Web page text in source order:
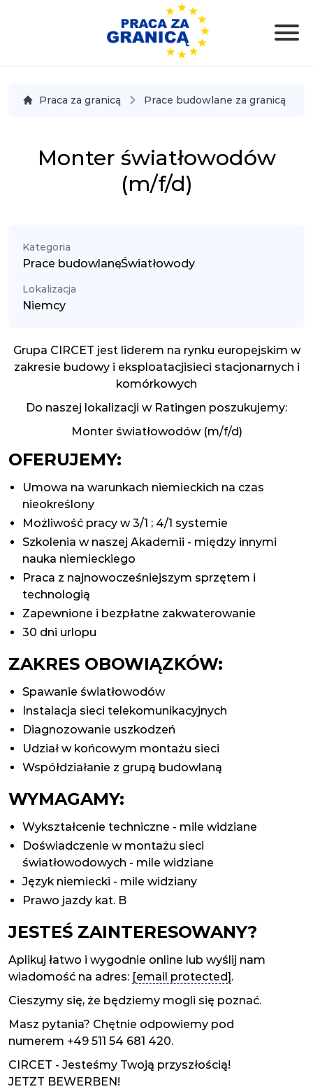
Praca za granicą Prace budowlane za granicą
Monter światłowodów
(m/f/d)
Kategoria
Prace budowlane
,Światłowody
Lokalizacja
Niemcy
Grupa CIRCET jest liderem na rynku europejskim w
zakresie budowy i eksploatacjisieci stacjonarnych i
komórkowych
Do naszej lokalizacji w Ratingen poszukujemy:
Monter światłowodów (m/f/d)
OFERUJEMY:
Umowa na warunkach niemieckich na czas
nieokreślony
Możliwość pracy w 3/1 ; 4/1 systemie
Szkolenia w naszej Akademii - między innymi
nauka niemieckiego
Praca z najnowocześniejszym sprzętem i
technologią
Zapewnione i bezpłatne zakwaterowanie
30 dni urlopu
ZAKRES OBOWIĄZKÓW:
Spawanie światłowodów
Instalacja sieci telekomunikacyjnych
Diagnozowanie uszkodzeń
Udział w końcowym montażu sieci
Współdziałanie z grupą budowlaną
WYMAGAMY:
Wykształcenie techniczne - mile widziane
Doświadczenie w montażu sieci
światłowodowych - mile widziane
Język niemiecki - mile widziany
Prawo jazdy kat. B
JESTEŚ ZAINTERESOWANY?
Aplikuj łatwo i wygodnie online lub wyślij nam
wiadomość na adres: [email protected].
Cieszymy się, że będziemy mogli się poznać.
Masz pytania? Chętnie odpowiemy pod
numerem +49 511 54 681 420.
CIRCET - Jesteśmy Twoją przyszłością!
JETZT BEWERBEN!